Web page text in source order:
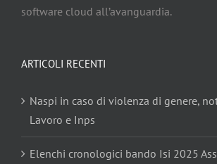
software cloud all’avanguardia.
ARTICOLI RECENTI
Naspi in caso di violenza di genere,
Lavoro e Inps
Elenchi cronologici bando Isi 2025